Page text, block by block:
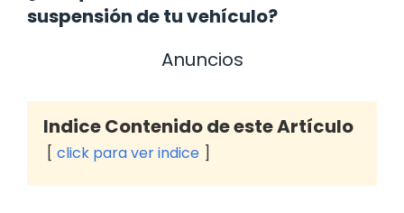
suspensión de tu vehículo?
Anuncios
Indice Contenido de este Artículo
click para ver indice